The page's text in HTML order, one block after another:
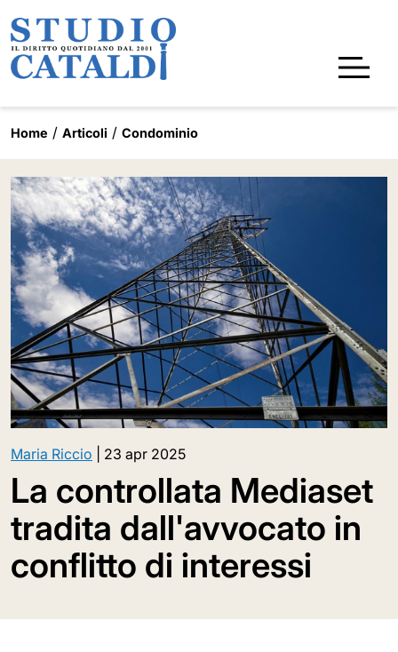
Home Articoli Condominio
Maria Riccio 23 apr 2025
La controllata Mediaset
tradita dall'avvocato in
conflitto di interessi